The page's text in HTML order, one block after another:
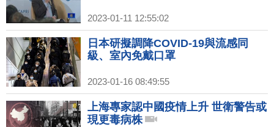
2023-01-11 12:55:02
日本研擬調降COVID-19與流感同
級、室內免戴口罩
2023-01-16 08:49:55
上海專家認中國疫情上升 世衛警告或
現更毒病株